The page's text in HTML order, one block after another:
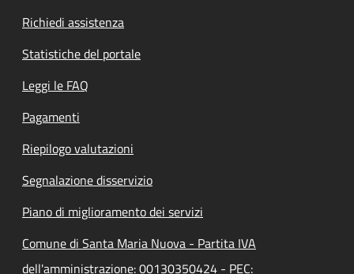
Richiedi assistenza
Statistiche del portale
Leggi le FAQ
Pagamenti
Riepilogo valutazioni
Segnalazione disservizio
Piano di miglioramento dei servizi
Comune di Santa Maria Nuova - Partita IVA
dell'amministrazione: 00130350424 - PEC: